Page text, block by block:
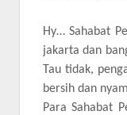
Hy… Sahabat
jakarta dan
Tau tidak,
bersih dan
Para Sahabat